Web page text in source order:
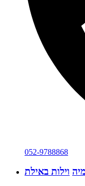
052-9788868
וילות באילת